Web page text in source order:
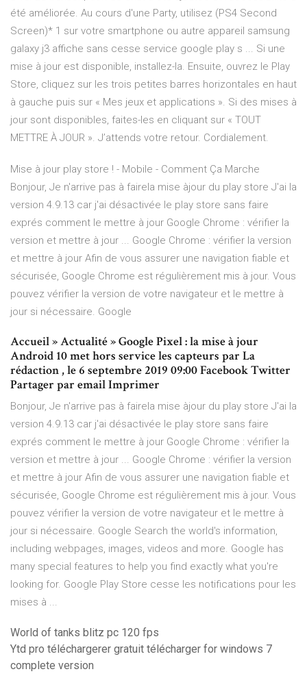
été améliorée. Au cours d'une Party, utilisez (PS4 Second
Screen)* 1 sur votre smartphone ou autre appareil samsung
galaxy j3 affiche sans cesse service google play s ... Si une
mise à jour est disponible, installez-la. Ensuite, ouvrez le Play
Store, cliquez sur les trois petites barres horizontales en haut
à gauche puis sur « Mes jeux et applications ». Si des mises à
jour sont disponibles, faites-les en cliquant sur « TOUT
METTRE À JOUR ». J’attends votre retour. Cordialement.
Mise à jour play store ! - Mobile - Comment Ça Marche
Bonjour, Je n'arrive pas à fairela mise àjour du play store J'ai la
version 4.9.13 car j'ai désactivée le play store sans faire
exprés comment le mettre à jour Google Chrome : vérifier la
version et mettre à jour ... Google Chrome : vérifier la version
et mettre à jour Afin de vous assurer une navigation fiable et
sécurisée, Google Chrome est régulièrement mis à jour. Vous
pouvez vérifier la version de votre navigateur et le mettre à
jour si nécessaire. Google
Accueil » Actualité » Google Pixel : la mise à jour
Android 10 met hors service les capteurs par La
rédaction , le 6 septembre 2019 09:00 Facebook Twitter
Partager par email Imprimer
Bonjour, Je n'arrive pas à fairela mise àjour du play store J'ai la
version 4.9.13 car j'ai désactivée le play store sans faire
exprés comment le mettre à jour Google Chrome : vérifier la
version et mettre à jour ... Google Chrome : vérifier la version
et mettre à jour Afin de vous assurer une navigation fiable et
sécurisée, Google Chrome est régulièrement mis à jour. Vous
pouvez vérifier la version de votre navigateur et le mettre à
jour si nécessaire. Google Search the world's information,
including webpages, images, videos and more. Google has
many special features to help you find exactly what you're
looking for. Google Play Store cesse les notifications pour les
mises à ...
World of tanks blitz pc 120 fps
Ytd pro téléchargerer gratuit télécharger for windows 7
complete version